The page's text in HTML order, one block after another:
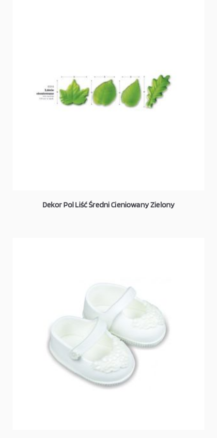
Dekor Pol Liść Średni Cieniowany Zielony